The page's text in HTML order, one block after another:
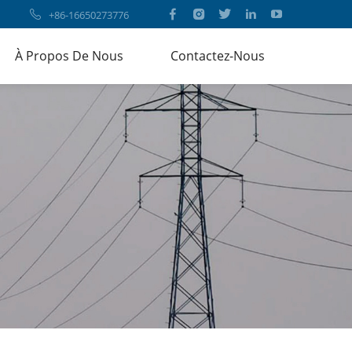
+86-16650273776
À Propos De Nous Contactez-Nous